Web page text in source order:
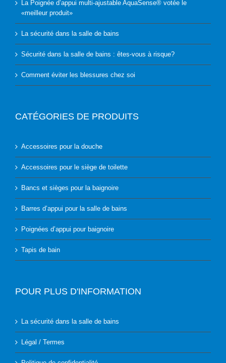
La Poignée d’appui multi-ajustable AquaSense® votée le
«meilleur produit»
La sécurité dans la salle de bains
Sécurité dans la salle de bains : êtes-vous à risque?
Comment éviter les blessures chez soi
CATÉGORIES DE PRODUITS
Accessoires pour la douche
Accessoires pour le siège de toilette
Bancs et sièges pour la baignoire
Barres d’appui pour la salle de bains
Poignées d’appui pour baignoire
Tapis de bain
POUR PLUS D'INFORMATION
La sécurité dans la salle de bains
Légal / Termes